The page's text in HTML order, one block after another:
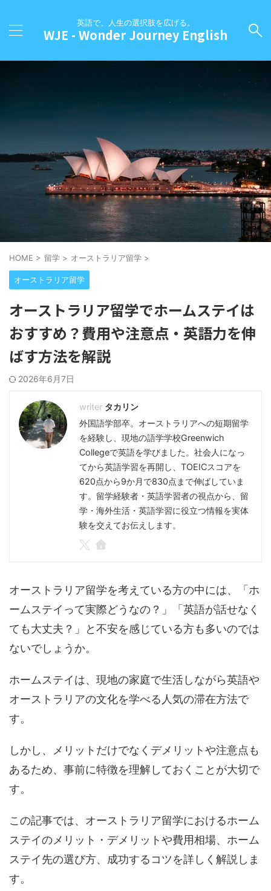
英語で、人生の選択肢を広げる。
WJE - Wonder Journey English
HOME > 留学 > オーストラリア留学 >
オーストラリア留学
オーストラリア留学でホームステイは
おすすめ？費用や注意点・英語力を伸
ばす方法を解説
2026年6月7日
タカリン
外国語学部卒。オーストラリアへの短期留学
を経験し、現地の語学学校Greenwich
Collegeで英語を学びました。社会人になっ
てから英語学習を再開し、TOEICスコアを
620点から9か月で830点まで伸ばしていま
す。留学経験者・英語学習者の視点から、留
学・海外生活・英語学習に役立つ情報を実体
験を交えてお伝えします。
オーストラリア留学を考えている方の中には、「ホ
ームステイって実際どうなの？」「英語が話せなく
ても大丈夫？」と不安を感じている方も多いのでは
ないでしょうか。
ホームステイは、現地の家庭で生活しながら英語や
オーストラリアの文化を学べる人気の滞在方法で
す。
しかし、メリットだけでなくデメリットや注意点も
あるため、事前に特徴を理解しておくことが大切で
す。
この記事では、オーストラリア留学におけるホーム
ステイのメリット・デメリットや費用相場、ホーム
ステイ先の選び方、成功するコツを詳しく解説しま
す。